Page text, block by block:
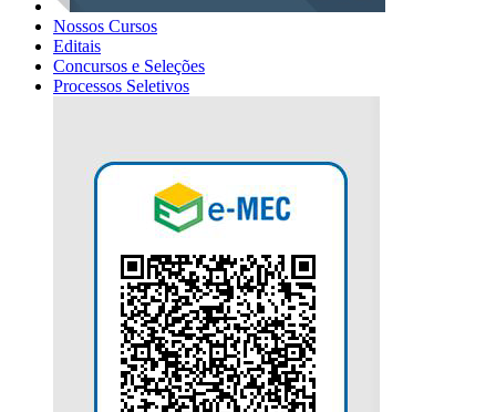
Nossos Cursos
Editais
Concursos e Seleções
Processos Seletivos